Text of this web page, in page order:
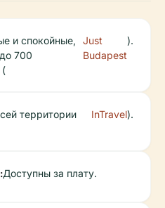
и спокойные,
700
(
Just
Budapest
).
территории
InTravel).
Доступны за плату.